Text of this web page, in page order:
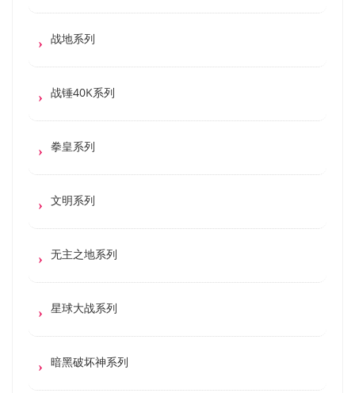
战地系列
战锤40K系列
拳皇系列
文明系列
无主之地系列
星球大战系列
暗黑破坏神系列